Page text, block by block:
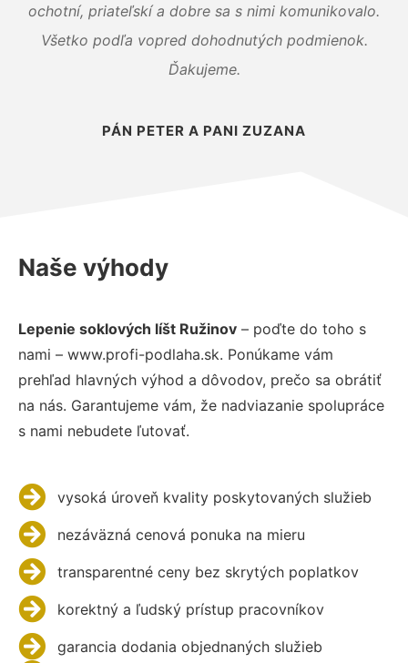
ochotní, priateľskí a dobre sa s nimi komunikovalo.
Všetko podľa vopred dohodnutých podmienok.
Ďakujeme.
PÁN PETER A PANI ZUZANA
Naše výhody
Lepenie soklových líšt Ružinov – poďte do toho s
nami – www.profi-podlaha.sk. Ponúkame vám
prehľad hlavných výhod a dôvodov, prečo sa obrátiť
na nás. Garantujeme vám, že nadviazanie spolupráce
s nami nebudete ľutovať.
vysoká úroveň kvality poskytovaných služieb
nezáväzná cenová ponuka na mieru
transparentné ceny bez skrytých poplatkov
korektný a ľudský prístup pracovníkov
garancia dodania objednaných služieb